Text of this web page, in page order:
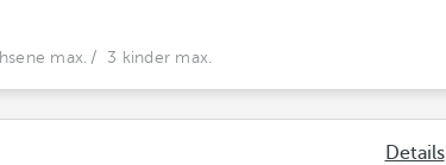
max. / 3 kinder max.
Details